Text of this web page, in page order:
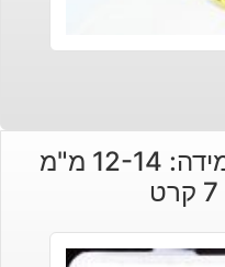
ג'ייד מלוטש לשיבוץ מידה: 12-14 מ"מ